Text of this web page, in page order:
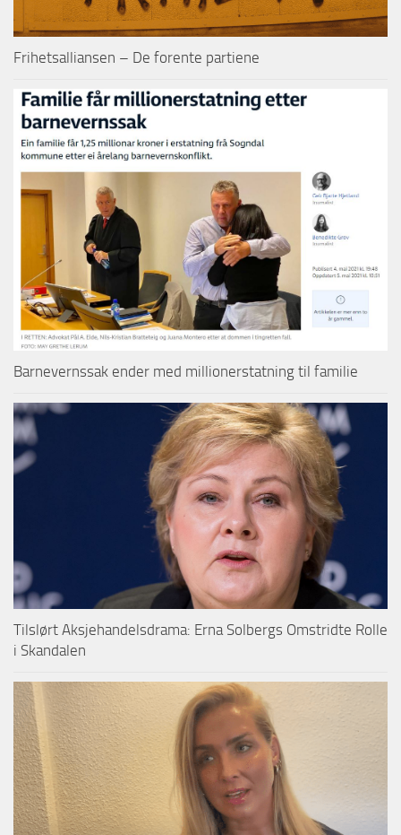
Frihetsalliansen – De forente partiene
Barnevernssak ender med millionerstatning til familie
Tilslørt Aksjehandelsdrama: Erna Solbergs Omstridte Rolle
i Skandalen